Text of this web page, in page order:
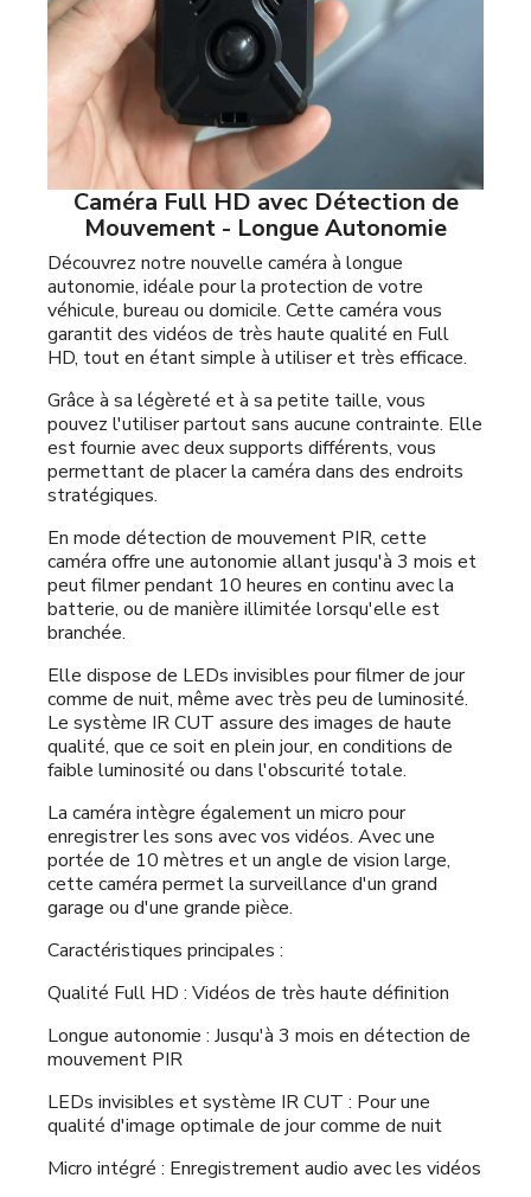
Caméra Full HD avec Détection de
Mouvement - Longue Autonomie
Découvrez notre nouvelle caméra à longue
autonomie, idéale pour la protection de votre
véhicule, bureau ou domicile. Cette caméra vous
garantit des vidéos de très haute qualité en Full
HD, tout en étant simple à utiliser et très efficace.
Grâce à sa légèreté et à sa petite taille, vous
pouvez l'utiliser partout sans aucune contrainte. Elle
est fournie avec deux supports différents, vous
permettant de placer la caméra dans des endroits
stratégiques.
En mode détection de mouvement PIR, cette
caméra offre une autonomie allant jusqu'à 3 mois et
peut filmer pendant 10 heures en continu avec la
batterie, ou de manière illimitée lorsqu'elle est
branchée.
Elle dispose de LEDs invisibles pour filmer de jour
comme de nuit, même avec très peu de luminosité.
Le système IR CUT assure des images de haute
qualité, que ce soit en plein jour, en conditions de
faible luminosité ou dans l'obscurité totale.
La caméra intègre également un micro pour
enregistrer les sons avec vos vidéos. Avec une
portée de 10 mètres et un angle de vision large,
cette caméra permet la surveillance d'un grand
garage ou d'une grande pièce.
Caractéristiques principales :
Qualité Full HD : Vidéos de très haute définition
Longue autonomie : Jusqu'à 3 mois en détection de
mouvement PIR
LEDs invisibles et système IR CUT : Pour une
qualité d'image optimale de jour comme de nuit
Micro intégré : Enregistrement audio avec les vidéos